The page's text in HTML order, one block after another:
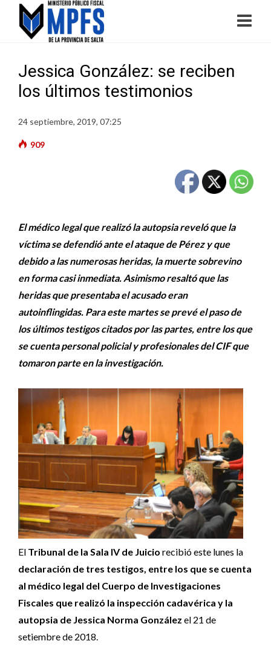
Jessica González: se reciben
los últimos testimonios
24 septiembre, 2019, 07:25
909
El médico legal que realizó la autopsia reveló que la
víctima se defendió ante el ataque de Pérez y que
debido a las numerosas heridas, la muerte sobrevino
en forma casi inmediata. Asimismo resaltó que las
heridas que presentaba el acusado eran
autoinflingidas. Para este martes se prevé el paso de
los últimos testigos citados por las partes, entre los que
se cuenta personal policial y profesionales del CIF que
tomaron parte en la investigación.
El Tribunal de la Sala IV de Juicio recibió este lunes la
declaración de tres testigos, entre los que se cuenta
al médico legal del Cuerpo de Investigaciones
Fiscales que realizó la inspección cadavérica y la
autopsia de Jessica Norma González el 21 de
setiembre de 2018.